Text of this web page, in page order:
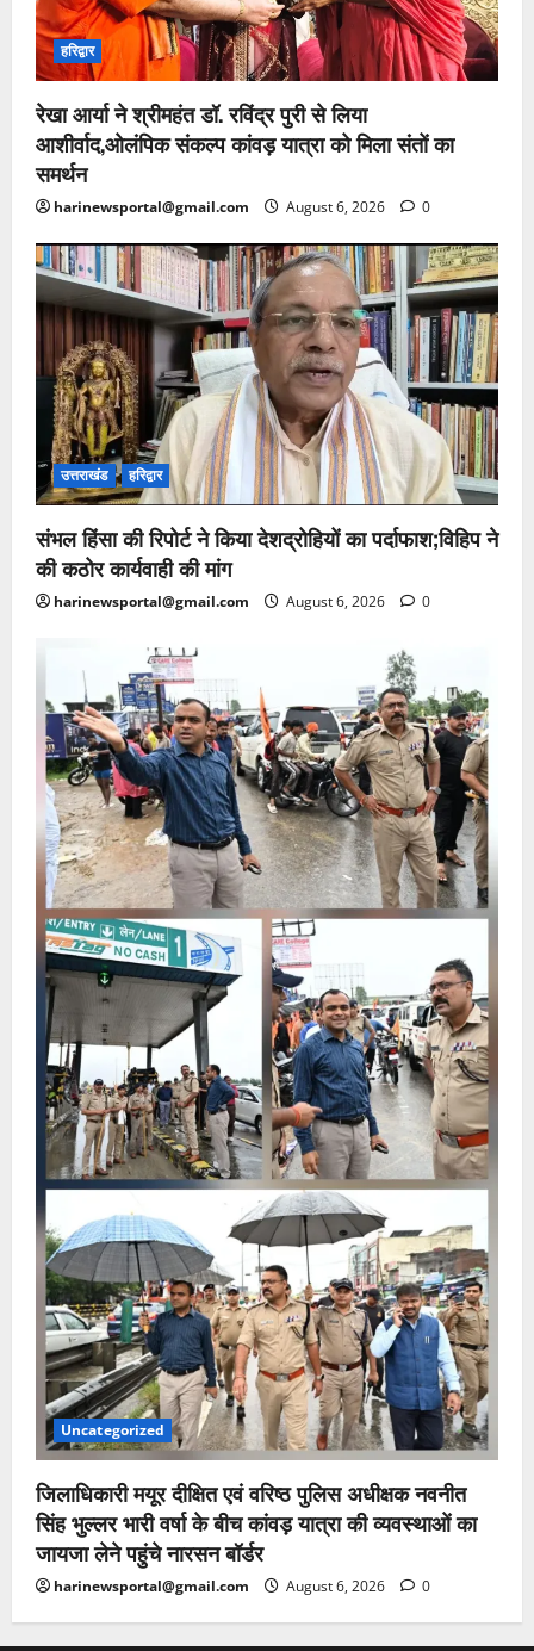
हरिद्वार
रेखा आर्या ने श्रीमहंत डॉ. रविंद्र पुरी से लिया
आशीर्वाद,ओलंपिक संकल्प कांवड़ यात्रा को मिला संतों का
समर्थन
harinewsportal@gmail.com August 6, 2026 0
उत्तराखंड हरिद्वार
संभल हिंसा की रिपोर्ट ने किया देशद्रोहियों का पर्दाफाश;विहिप ने
की कठोर कार्यवाही की मांग
harinewsportal@gmail.com August 6, 2026 0
Uncategorized
जिलाधिकारी मयूर दीक्षित एवं वरिष्ठ पुलिस अधीक्षक नवनीत
सिंह भुल्लर भारी वर्षा के बीच कांवड़ यात्रा की व्यवस्थाओं का
जायजा लेने पहुंचे नारसन बॉर्डर
harinewsportal@gmail.com August 6, 2026 0